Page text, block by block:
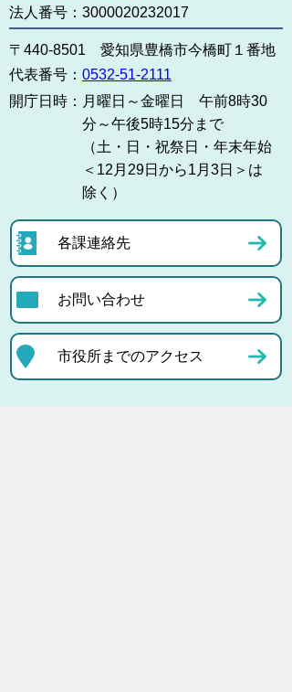
法人番号：3000020232017
〒440-8501 愛知県豊橋市今橋町１番地
代表番号： 0532-51-2111
開庁日時： 月曜日～金曜日 午前8時30
分～午後5時15分まで
（土・日・祝祭日・年末年始
＜12月29日から1月3日＞は
除く）
各課連絡先
お問い合わせ
市役所までのアクセス